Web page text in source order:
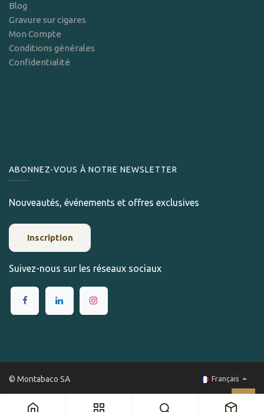
Blog
Gravure sur cigares
Mon Compte
Conditions générales
Confidentialité
ABONNEZ-VOUS À NOTRE NEWSLETTER
Nouveautés, événements et offres exclusives
Inscription
Suivez-nous sur les réseaux sociaux
© Montabaco SA Français